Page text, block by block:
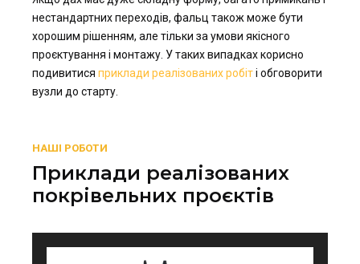
нестандартних переходів, фальц також може бути
хорошим рішенням, але тільки за умови якісного
проєктування і монтажу. У таких випадках корисно
подивитися приклади реалізованих робіті обговорити
вузли до старту.
НАШІ РОБОТИ
Приклади реалізованих
покрівельних проєктів